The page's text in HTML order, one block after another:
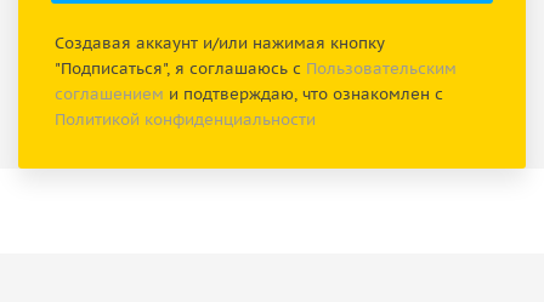
Создавая аккаунт и/или нажимая кнопку
"Подписаться", я соглашаюсь с Пользовательским
соглашением и подтверждаю, что ознакомлен с
Политикой конфиденциальности